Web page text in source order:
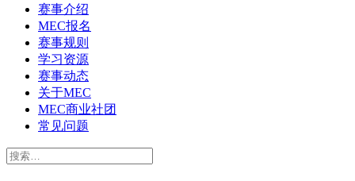
赛事介绍
MEC报名
赛事规则
学习资源
赛事动态
关于MEC
MEC商业社团
常见问题
搜